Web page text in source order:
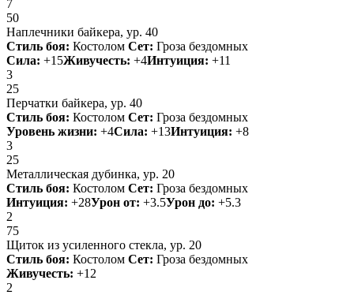
7
50
Наплечники байкера, ур. 40
Стиль боя: Костолом Сет: Гроза бездомных
Сила: +15Живучесть: +4Интуиция: +11
3
25
Перчатки байкера, ур. 40
Стиль боя: Костолом Сет: Гроза бездомных
Уровень жизни: +4Сила: +13Интуиция: +8
3
25
Металлическая дубинка, ур. 20
Стиль боя: Костолом Сет: Гроза бездомных
Интуиция: +28Урон от: +3.5Урон до: +5.3
2
75
Щиток из усиленного стекла, ур. 20
Стиль боя: Костолом Сет: Гроза бездомных
Живучесть: +12
2